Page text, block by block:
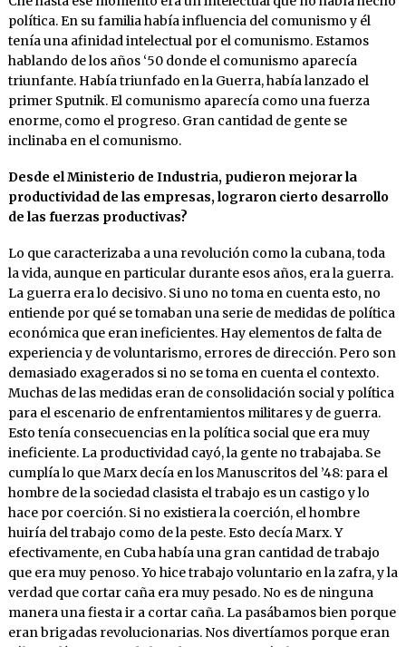
política. En su familia había influencia del comunismo y él
tenía una afinidad intelectual por el comunismo. Estamos
hablando de los años ‘50 donde el comunismo aparecía
triunfante. Había triunfado en la Guerra, había lanzado el
primer Sputnik. El comunismo aparecía como una fuerza
enorme, como el progreso. Gran cantidad de gente se
inclinaba en el comunismo.
Desde el Ministerio de Industria, pudieron mejorar la
productividad de las empresas, lograron cierto desarrollo
de las fuerzas productivas?
Lo que caracterizaba a una revolución como la cubana, toda
la vida, aunque en particular durante esos años, era la guerra.
La guerra era lo decisivo. Si uno no toma en cuenta esto, no
entiende por qué se tomaban una serie de medidas de política
económica que eran ineficientes. Hay elementos de falta de
experiencia y de voluntarismo, errores de dirección. Pero son
demasiado exagerados si no se toma en cuenta el contexto.
Muchas de las medidas eran de consolidación social y política
para el escenario de enfrentamientos militares y de guerra.
Esto tenía consecuencias en la política social que era muy
ineficiente. La productividad cayó, la gente no trabajaba. Se
cumplía lo que Marx decía en los Manuscritos del ’48: para el
hombre de la sociedad clasista el trabajo es un castigo y lo
hace por coerción. Si no existiera la coerción, el hombre
huiría del trabajo como de la peste. Esto decía Marx. Y
efectivamente, en Cuba había una gran cantidad de trabajo
que era muy penoso. Yo hice trabajo voluntario en la zafra, y la
verdad que cortar caña era muy pesado. No es de ninguna
manera una fiesta ir a cortar caña. La pasábamos bien porque
eran brigadas revolucionarias. Nos divertíamos porque eran